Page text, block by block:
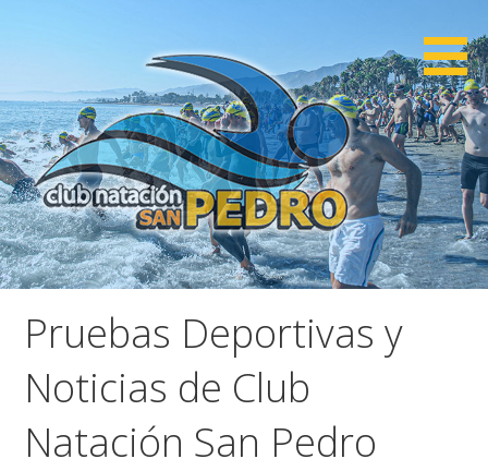
Club Natación San Pedro
CNSP
Pruebas Deportivas y
Noticias de Club
Natación San Pedro